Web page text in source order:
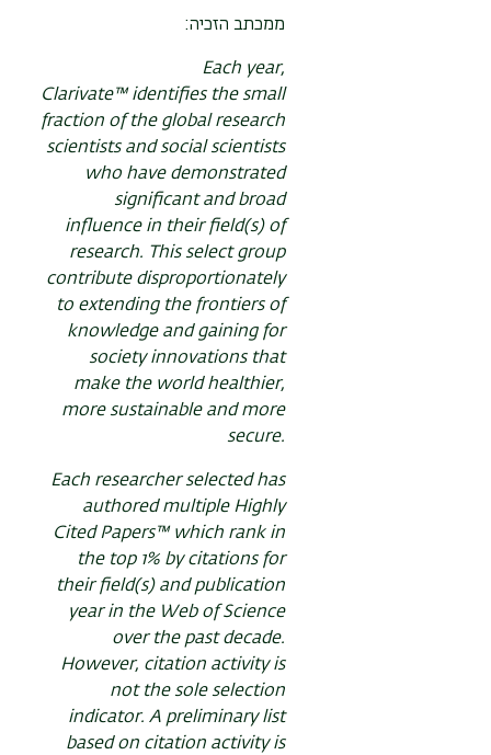
ממכתב הזכיה:
Each year,
Clarivate™ identifies the small
fraction of the global research
scientists and social scientists
who have demonstrated
significant and broad
influence in their field(s) of
research. This select group
contribute disproportionately
to extending the frontiers of
knowledge and gaining for
society innovations that
make the world healthier,
more sustainable and more
secure.
Each researcher selected has
authored multiple Highly
Cited Papers™ which rank in
the top 1% by citations for
their field(s) and publication
year in the Web of Science
over the past decade.
However, citation activity is
not the sole selection
indicator. A preliminary list
based on citation activity is